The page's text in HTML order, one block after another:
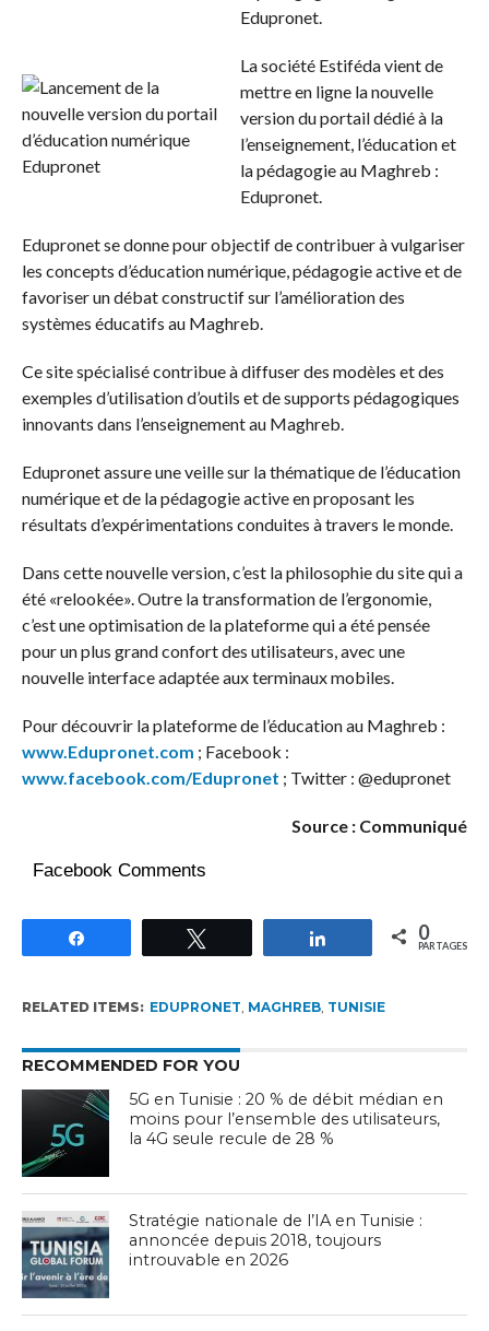
Edupronet.
La société Estiféda vient de
mettre en ligne la nouvelle
version du portail dédié à la
l’enseignement, l’éducation et
la pédagogie au Maghreb :
Edupronet.
Edupronet se donne pour objectif de contribuer à vulgariser
les concepts d’éducation numérique, pédagogie active et de
favoriser un débat constructif sur l’amélioration des
systèmes éducatifs au Maghreb.
Ce site spécialisé contribue à diffuser des modèles et des
exemples d’utilisation d’outils et de supports pédagogiques
innovants dans l’enseignement au Maghreb.
Edupronet assure une veille sur la thématique de l’éducation
numérique et de la pédagogie active en proposant les
résultats d’expérimentations conduites à travers le monde.
Dans cette nouvelle version, c’est la philosophie du site qui a
été «relookée». Outre la transformation de l’ergonomie,
c’est une optimisation de la plateforme qui a été pensée
pour un plus grand confort des utilisateurs, avec une
nouvelle interface adaptée aux terminaux mobiles.
Pour découvrir la plateforme de l’éducation au Maghreb :
www.Edupronet.com ; Facebook :
www.facebook.com/Edupronet ; Twitter : @edupronet
Source : Communiqué
Facebook Comments
Partagez 0
PARTAGES
RELATED ITEMS: EDUPRONET, MAGHREB, TUNISIE
RECOMMENDED FOR YOU
5G en Tunisie : 20 % de débit médian en
moins pour l’ensemble des utilisateurs,
la 4G seule recule de 28 %
Stratégie nationale de l’IA en Tunisie :
annoncée depuis 2018, toujours
introuvable en 2026